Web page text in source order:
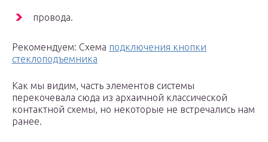
провода.
Рекомендуем: Схема подключения кнопки
стеклоподъемника
Как мы видим, часть элементов системы
перекочевала сюда из архаичной классической
контактной схемы, но некоторые не встречались нам
ранее.